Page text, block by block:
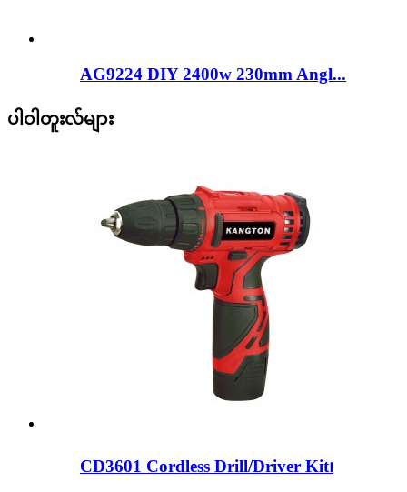
AG9224 DIY 2400w 230mm Angl...
ပါဝါတူးလ်များ
CD3601 Cordless Drill/Driver Kit၊